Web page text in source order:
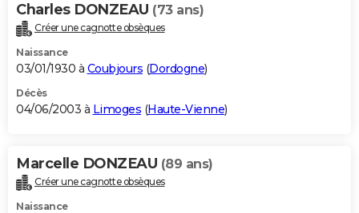
Charles DONZEAU (73 ans)
Créer une cagnotte obsèques
Naissance
03/01/1930 à Coubjours (Dordogne)
Décès
04/06/2003 à Limoges (Haute-Vienne)
Marcelle DONZEAU (89 ans)
Créer une cagnotte obsèques
Naissance